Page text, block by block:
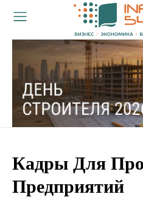
Кадры Для
Предприятий